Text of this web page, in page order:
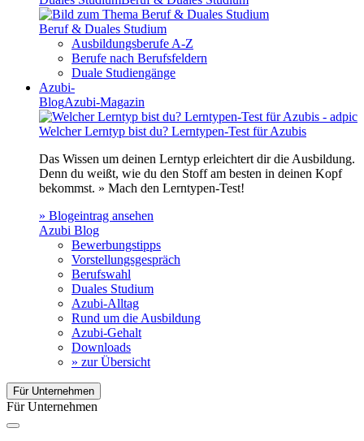
Beruf & Duales Studium
Ausbildungsberufe A-Z
Berufe nach Berufsfeldern
Duale Studiengänge
Azubi-
BlogAzubi-Magazin
Welcher Lerntyp bist du? Lerntypen-Test für Azubis
Das Wissen um deinen Lerntyp erleichtert dir die Ausbildung.
Denn du weißt, wie du den Stoff am besten in deinen Kopf
bekommst. » Mach den Lerntypen-Test!
» Blogeintrag ansehen
Azubi Blog
Bewerbungstipps
Vorstellungsgespräch
Berufswahl
Duales Studium
Azubi-Alltag
Rund um die Ausbildung
Azubi-Gehalt
Downloads
» zur Übersicht
Für Unternehmen
Für Unternehmen